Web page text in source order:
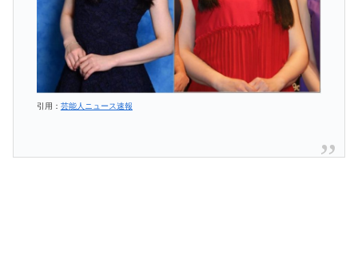
引用： 芸能人ニュース速報